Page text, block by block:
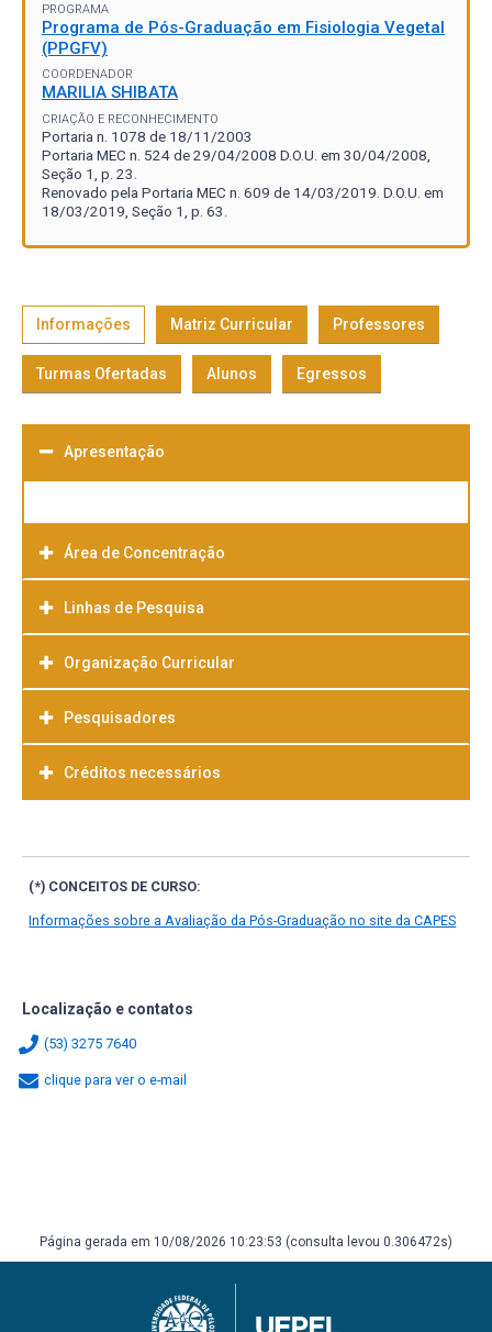
PROGRAMA
Programa de Pós-Graduação em Fisiologia Vegetal
(PPGFV)
COORDENADOR
MARILIA SHIBATA
CRIAÇÃO E RECONHECIMENTO
Portaria n. 1078 de 18/11/2003
Portaria MEC n. 524 de 29/04/2008 D.O.U. em 30/04/2008,
Seção 1, p. 23.
Renovado pela Portaria MEC n. 609 de 14/03/2019. D.O.U. em
18/03/2019, Seção 1, p. 63.
Informações Matriz Curricular Professores
Turmas Ofertadas Alunos Egressos
Apresentação
Área de Concentração
Linhas de Pesquisa
Organização Curricular
Pesquisadores
Créditos necessários
(*) CONCEITOS DE CURSO:
Informações sobre a Avaliação da Pós-Graduação no site da CAPES
Localização e contatos
(53) 3275 7640
clique para ver o e-mail
Página gerada em 10/08/2026 10:23:53 (consulta levou 0.306472s)